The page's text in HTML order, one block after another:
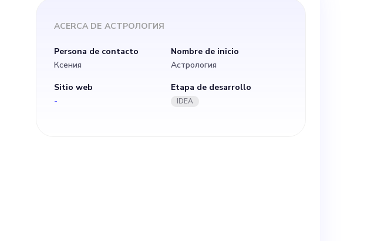
для всех. Мы
нашу
и готовность брать
аспектами
предложить
в реализации
ACERCA DE АСТРОЛОГИЯ
Persona de contacto
Ксения
Nombre de inicio
Астрология
Sitio web
-
Etapa de desarrollo
IDEA